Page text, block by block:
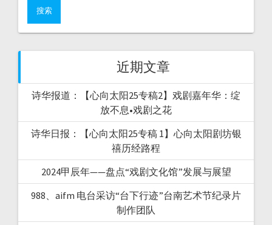
近期文章
诗华报道：【心向太阳25专稿2】戏剧嘉年华：绽
放不息•戏剧之花
诗华日报：【心向太阳25专稿 1】心向太阳剧坊银
禧历经路程
2024甲辰年——盘点“戏剧文化馆”发展与展望
988、aifm 电台采访“台下行迹”台南艺术节纪录片
制作团队